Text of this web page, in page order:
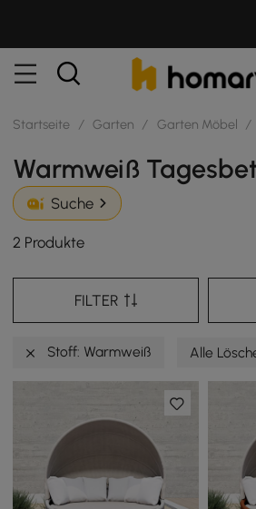
Startseite / Garten / Garten Möbel /
Warmweiß
Suche
2 Produkte
FILTER
Stoff: Warmweiß Alle